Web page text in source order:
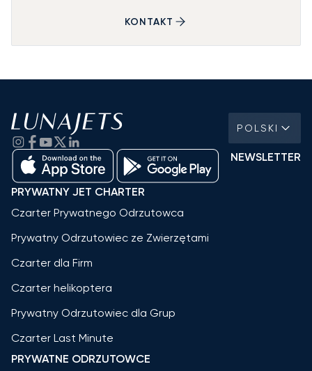
KONTAKT
POLSKI
NEWSLETTER
PRYWATNY JET CHARTER
Czarter Prywatnego Odrzutowca
Prywatny Odrzutowiec ze Zwierzętami
Czarter dla Firm
Czarter helikoptera
Prywatny Odrzutowiec dla Grup
Czarter Last Minute
PRYWATNE ODRZUTOWCE